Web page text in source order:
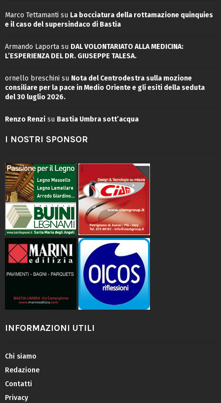
Marco Tettamanti su La bocciatura della rottamazione quinquies
e il caso del supersindaco di Bastia
Armando Laporta su DAL VOLONTARIATO ALLA MEDICINA:
L’ESPERIENZA DEL DR. GIUSEPPE TALESA.
ornello breschini su Nota del Centrodestra sulla mozione
consiliare per la pace in Medio Oriente e gli esiti della seduta
del 30 luglio 2026.
Renzo Renzi su Bastia Umbra sott’acqua
I NOSTRI SPONSOR
INFORMAZIONI UTILI
Chi siamo
Redazione
Contatti
Privacy